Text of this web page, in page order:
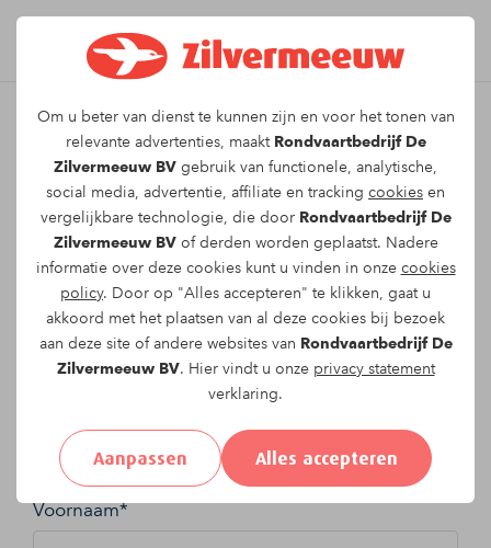
Om u beter van dienst te kunnen zijn en voor het tonen van
relevante advertenties, maakt Rondvaartbedrijf De
Zilvermeeuw BV gebruik van functionele, analytische,
social media, advertentie, affiliate en tracking cookies en
vergelijkbare technologie, die door Rondvaartbedrijf De
Zilvermeeuw BVof derden worden geplaatst. Nadere
informatie over deze cookies kunt u vinden in onze cookies
policy. Door op "Alles accepteren" te klikken, gaat u
akkoord met het plaatsen van al deze cookies bij bezoek
aan deze site of andere websites van Rondvaartbedrijf De
Zilvermeeuw BV. Hier vindt u onze privacy statement
verklaring.
Aanpassen Alles accepteren
Leuk dat u kiest voor dit
arrangement!
Om te reserveren voor de Twee uur durende
rondvaart
vaartocht op vrijdag 23-05-2025om
12:00vragen wij u onderstaand formulier in te
vullen.
Aanhef: Heer Mevrouw Anders
Voornaam*